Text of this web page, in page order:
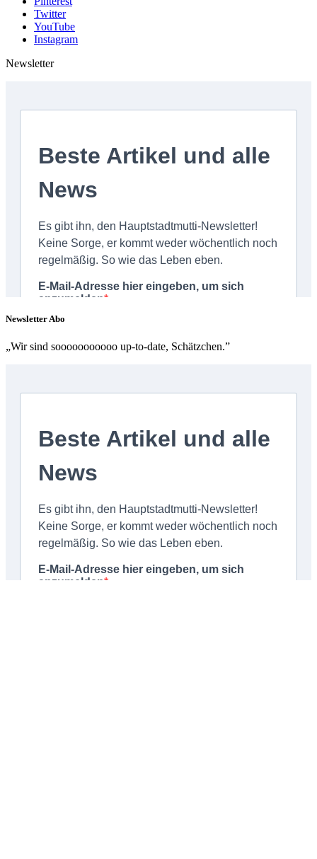
Twitter
YouTube
Instagram
Newsletter
Newsletter Abo
„Wir sind sooooooooooo up-to-date, Schätzchen.”